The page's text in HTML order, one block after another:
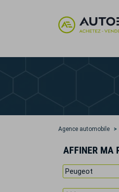
Agence automobile
AFFINER MA